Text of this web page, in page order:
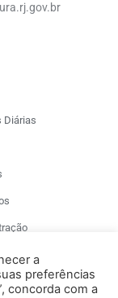
Diárias
a
preferências
concorda com a